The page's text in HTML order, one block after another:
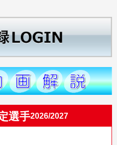
選手2026/2027